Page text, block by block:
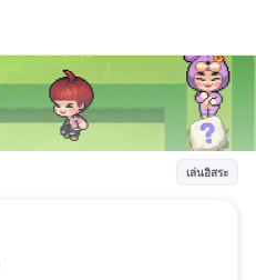
เล่นอิสระ